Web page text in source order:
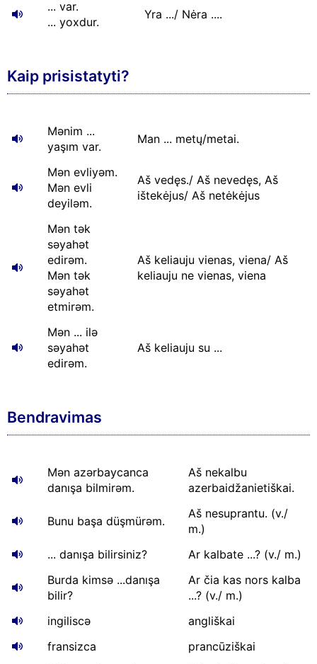
... var.
... yoxdur.
Yra .../ Nėra ....
Kaip prisistatyti?
Mənim ...
yaşım var.
Man ... metų/metai.
Mən evliyəm.
Mən evli
deyiləm.
Aš vedęs./ Aš nevedęs, Aš
ištekėjus/ Aš netėkėjus
Mən tək
səyahət
edirəm.
Mən tək
səyahət
etmirəm.
Aš keliauju vienas, viena/ Aš
keliauju ne vienas, viena
Mən ... ilə
səyahət
edirəm.
Aš keliauju su ...
Bendravimas
Mən azərbaycanca
danışa bilmirəm.
Aš nekalbu
azerbaidžanietiškai.
Bunu başa düşmürəm.
Aš nesuprantu. (v./
m.)
... danışa bilirsiniz?
Ar kalbate ...? (v./ m.)
Burda kimsə ...danışa
bilir?
Ar čia kas nors kalba
...? (v./ m.)
ingiliscə
angliškai
fransizca
prancūziškai